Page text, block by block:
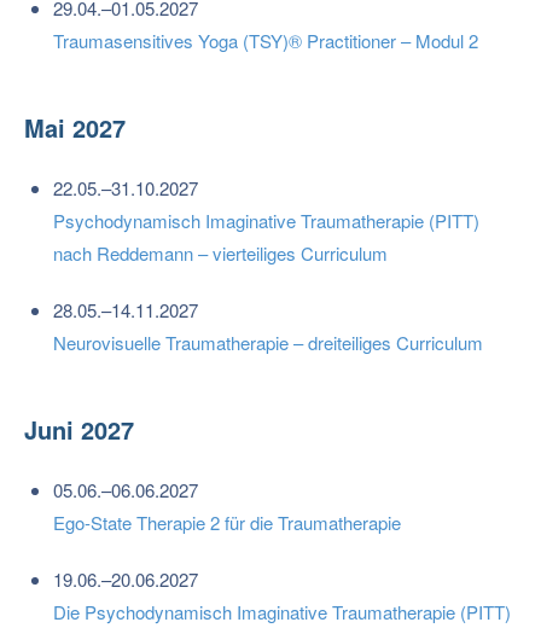
29.04.–01.05.2027
Traumasensitives Yoga (TSY)® Practitioner – Modul 2
Mai 2027
22.05.–31.10.2027
Psychodynamisch Imaginative Traumatherapie (PITT)
nach Reddemann – vierteiliges Curriculum
28.05.–14.11.2027
Neurovisuelle Traumatherapie – dreiteiliges Curriculum
Juni 2027
05.06.–06.06.2027
Ego-State Therapie 2 für die Traumatherapie
19.06.–20.06.2027
Die Psychodynamisch Imaginative Traumatherapie (PITT)